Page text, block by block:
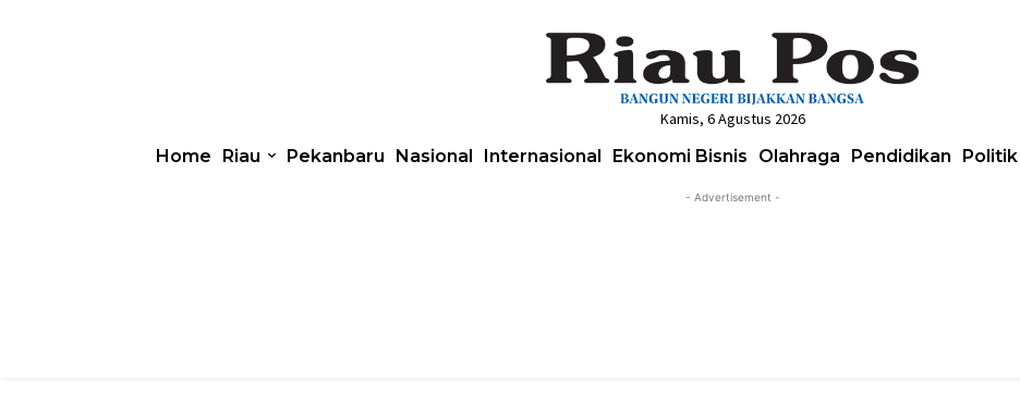
Kamis, 6 Agustus 2026
Home Riau Pekanbaru Nasional Internasional Ekonomi Bisnis Olahraga Pendidikan Politik
- Advertisement -